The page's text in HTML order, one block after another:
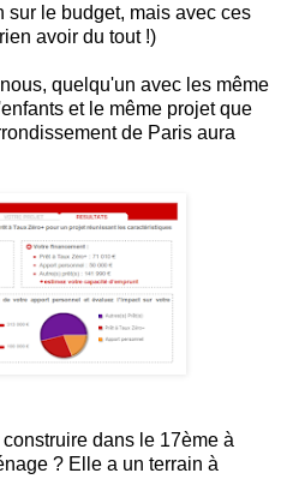
sur le budget, mais avec ces
avoir du tout !)
quelqu'un avec les même
et le même projet que
de Paris aura
dans le 17ème à
? Elle a un terrain à